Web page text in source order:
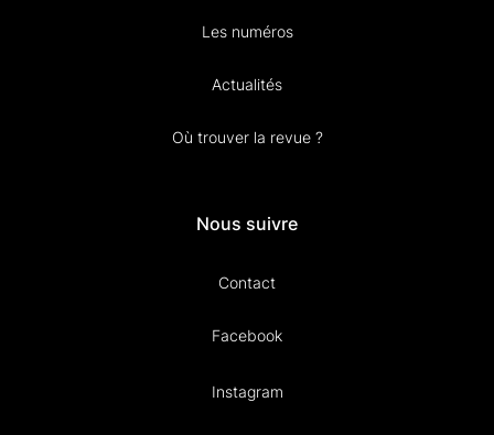
Les numéros
Actualités
Où trouver la revue ?
Nous suivre
Contact
Facebook
Instagram